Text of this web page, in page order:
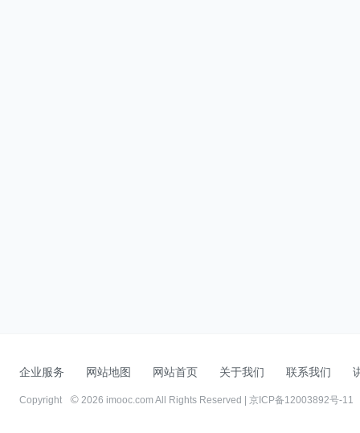
企业服务 网站地图 网站首页 关于我们 联系我们
Copyright 2026 imooc.com All Rights Reserved | 京ICP备12003892号-11